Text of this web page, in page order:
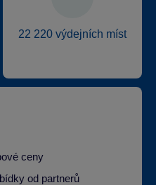
22 220 výdejních míst
ceny
od partnerů